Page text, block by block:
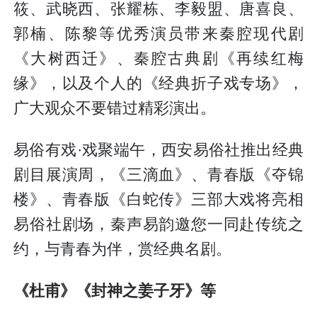
筱、武晓西、张耀栋、李毅盟、唐喜良、
郭楠、陈黎等优秀演员带来秦腔现代剧
《大树西迁》、秦腔古典剧《再续红梅
缘》，以及个人的《经典折子戏专场》，
广大观众不要错过精彩演出。
易俗有戏·戏聚端午，西安易俗社推出经典
剧目展演周，《三滴血》、青春版《夺锦
楼》、青春版《白蛇传》三部大戏将亮相
易俗社剧场，秦声易韵邀您一同赴传统之
约，与青春为伴，赏经典名剧。
《杜甫》《封神之姜子牙》等